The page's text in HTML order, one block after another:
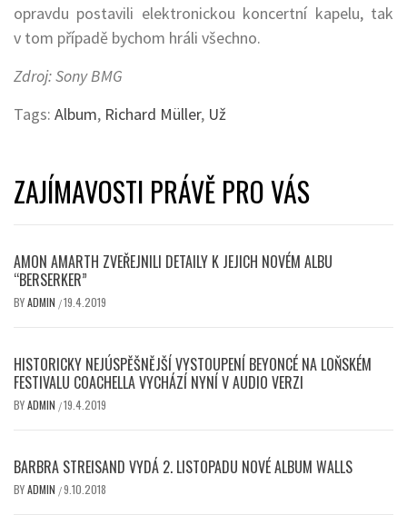
opravdu postavili elektronickou koncertní kapelu, tak
v tom případě bychom hráli všechno.
Zdroj: Sony BMG
Tags: Album, Richard Müller, Už
ZAJÍMAVOSTI PRÁVĚ PRO VÁS
AMON AMARTH ZVEŘEJNILI DETAILY K JEJICH NOVÉM ALBU
“BERSERKER”
BYADMIN /19.4.2019
HISTORICKY NEJÚSPĚŠNĚJŠÍ VYSTOUPENÍ BEYONCÉ NA LOŇSKÉM
FESTIVALU COACHELLA VYCHÁZÍ NYNÍ V AUDIO VERZI
BYADMIN /19.4.2019
BARBRA STREISAND VYDÁ 2. LISTOPADU NOVÉ ALBUM WALLS
BYADMIN /9.10.2018